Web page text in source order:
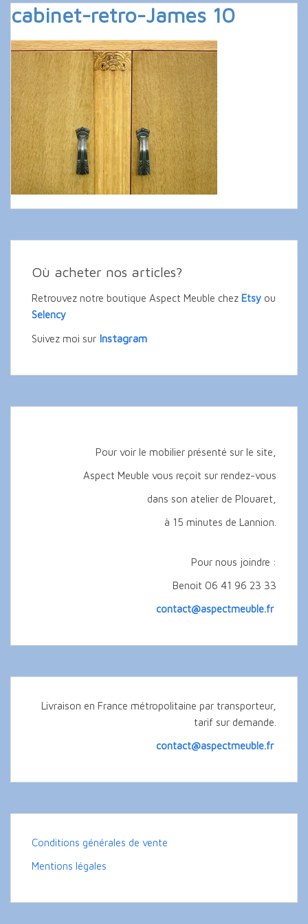
cabinet-retro-James 10
Où acheter nos articles?
Retrouvez notre boutique Aspect Meuble chez Etsy ou
Selency
Suivez moi sur Instagram
Pour voir le mobilier présenté sur le site,
Aspect Meuble vous reçoit sur rendez-vous
dans son atelier de Plouaret,
à 15 minutes de Lannion.
Pour nous joindre :
Benoit 06 41 96 23 33
contact@aspectmeuble.fr
Livraison en France métropolitaine par transporteur,
tarif sur demande.
contact@aspectmeuble.fr
Conditions générales de vente
Mentions légales